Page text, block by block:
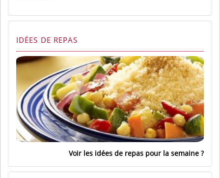
IDÉES DE REPAS
Voir les idées de repas pour la semaine